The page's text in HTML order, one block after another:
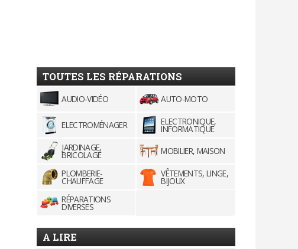
TOUTES LES RÉPARATIONS
AUDIO-VIDÉO AUTO-MOTO
ELECTROMÉNAGER ELECTRONIQUE,
INFORMATIQUE
JARDINAGE,
BRICOLAGE
MOBILIER, MAISON
PLOMBERIE-
CHAUFFAGE
VÊTEMENTS, LINGE,
BIJOUX
RÉPARATIONS
DIVERSES
A LIRE